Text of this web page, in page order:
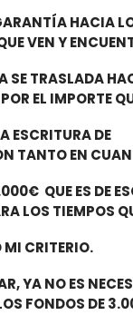
HACIA
VEN Y
SE TRASLADA
EL IMPORTE
ESCRITURA DE
TANTO EN
QUE ES DE
LOS TIEMPOS
MI CRITERIO.
YA NO ES
FONDOS DE